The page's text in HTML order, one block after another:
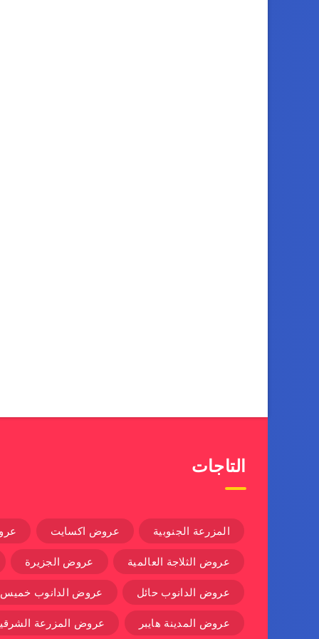
التاجات
المزرعة الجنوبية عروض اكسايت
عروض الثلاجة العالمية عروض الجزيرة
عروض الدانوب حائل عروض الدانوب
عروض المدينة هايبر عروض المزرعة